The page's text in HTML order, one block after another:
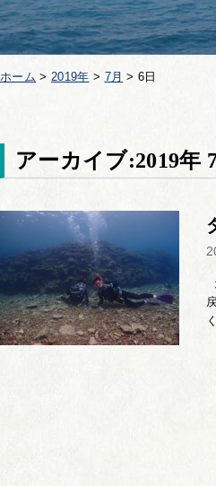
ホーム > 2019年 > 7月 >6日
アーカイブ:2019年